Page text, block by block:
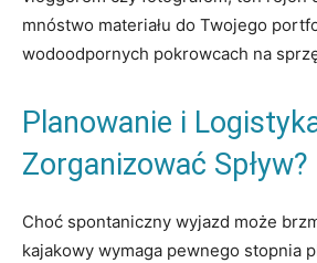
mnóstwo materiału do Twojego
wodoodpornych pokrowcach na
Planowanie i
Zorganizować Spływ?
Choć spontaniczny wyjazd może
kajakowy wymaga pewnego stopnia